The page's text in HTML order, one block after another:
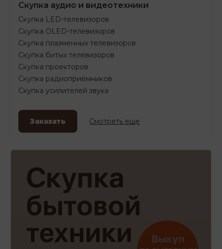
Скупка аудио и видеотехники
Скупка LED-телевизоров
Скупка OLED-телевизоров
Скупка плазменных телевизоров
Скупка битых телевизоров
Скупка проекторов
Скупка радиоприёмников
Скупка усилителей звука
Заказать Смотреть еще